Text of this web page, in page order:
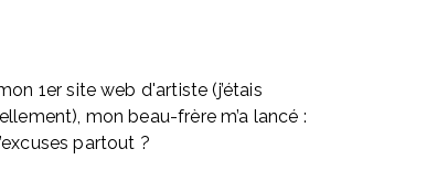
1er site web d'artiste (j’étais
mon beau-frère m’a lancé :
partout ?